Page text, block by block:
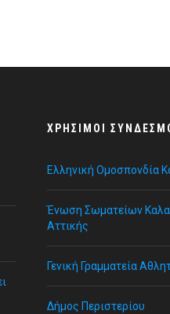
ΧΡΉΣΙΜΟΙ
Ελληνική Ομοσπονδία
Ένωση Σωματείων
Αττικής
Γενική Γραμματεία
Δήμος Περιστερίου